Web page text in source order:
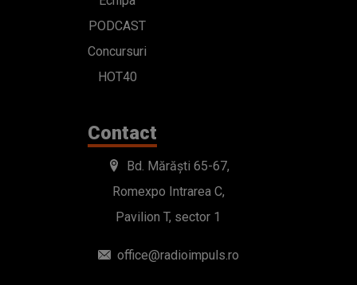
PODCAST
Concursuri
HOT40
Contact
Bd. Mărăști 65-67,
Romexpo Intrarea C,
Pavilion T, sector 1
office@radioimpuls.ro